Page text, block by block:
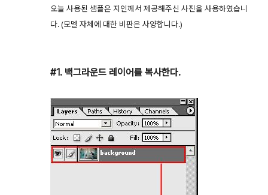
오늘 사용된 샘플은 지인께서 제공해주신 사진을 사용하였습니
다. (모델 자체에 대한 비판은 사양합니다.)
#1. 백그라운드 레이어를 복사한다.